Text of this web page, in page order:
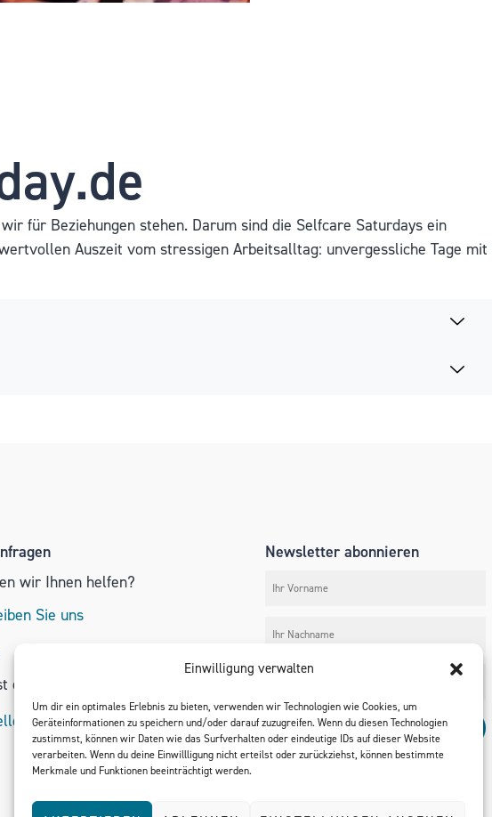
Einwilligung verwalten
Um dir ein optimales Erlebnis zu bieten, verwenden wir Technologien wie Cookies, um
Geräteinformationen zu speichern und/oder darauf zuzugreifen. Wenn du diesen Technologien
zustimmst, können wir Daten wie das Surfverhalten oder eindeutige IDs auf dieser Website
verarbeiten. Wenn du deine Einwillligung nicht erteilst oder zurückziehst, können bestimmte
Merkmale und Funktionen beeinträchtigt werden.
für Beziehungen stehen. Darum sind die Selfcare Saturdays ein
Auszeit vom stressigen Arbeitsalltag: unvergessliche Tage mit
wir Ihnen helfen?
Sie uns
eine neue Herausforderung?
Stellenangebote
Newsletter abonnieren